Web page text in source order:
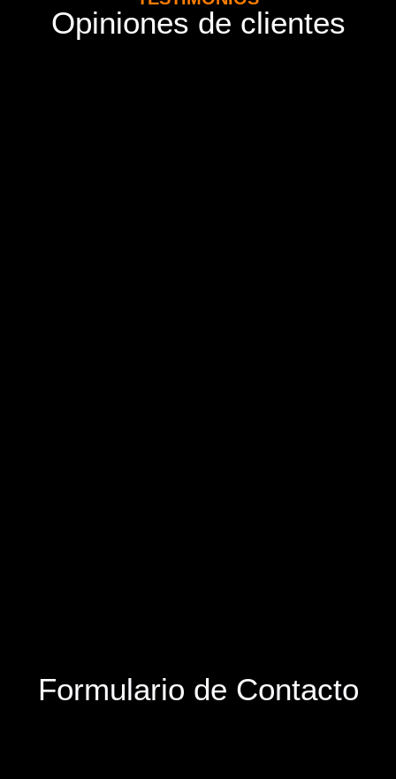
Opiniones de clientes
Formulario de Contacto